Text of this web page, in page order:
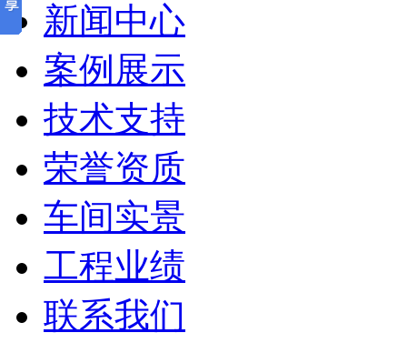
新闻中心
案例展示
技术支持
荣誉资质
车间实景
工程业绩
联系我们